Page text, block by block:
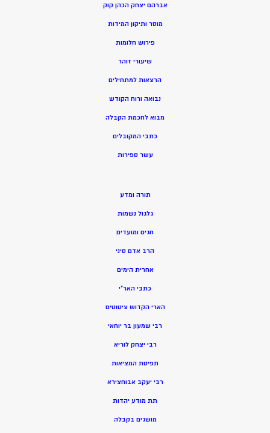
אברהם יצחק הכהן קוק
מוסר ותיקון המידות
פירוש חלומות
שיעורי זוהר
הרצאות למתחילים
נבואה ורוח הקודש
מבוא לחכמת הקבלה
כתבי המקובלים
עשר ספירות
תורה ומדע
גלגול נשמות
חגים ומועדים
הרב אדם סיני
אחרית הימים
כתבי האר”י
הארי הקדוש ציטוטים
רבי שמעון בר יוחאי
רבי יצחק לוריא
תפיסת המציאות
רבי יעקב אבוחצירא
תת מודע יהדות
מושגים בקבלה